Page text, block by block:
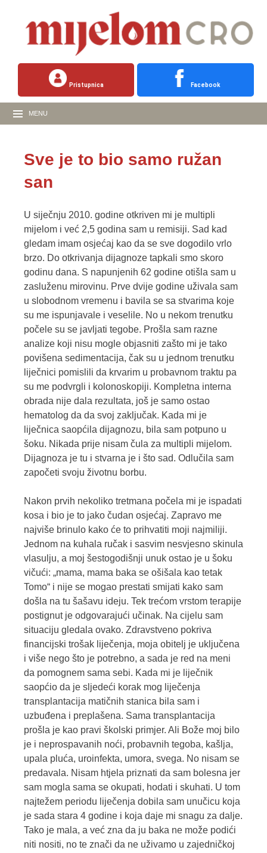
Pristupnica Facebook
MENU
Sve je to bio samo ružan
san
U siječnju 2010. godine otkriven mi je multipli
mijelom i već 2,5 godina sam u remisiji. Sad kad
gledam imam osjećaj kao da se sve dogodilo vrlo
brzo. Do otkrivanja dijagnoze tapkali smo skoro
godinu dana. S napunjenih 62 godine otišla sam u
zasluženu mirovinu. Prve dvije godine uživala sam
u slobodnom vremenu i bavila se sa stvarima koje
su me ispunjavale i veselile. No u nekom trenutku
počele su se javljati tegobe. Prošla sam razne
analize koji nisu mogle objasniti zašto mi je tako
povišena sedimentacija, čak su u jednom trenutku
liječnici pomislili da krvarim u probavnom traktu pa
su me podvrgli i kolonoskopiji. Kompletna interna
obrada nije dala rezultata, još je samo ostao
hematolog da da svoj zaključak. Kada mi je
liječnica saopćila dijagnozu, bila sam potpuno u
šoku. Nikada prije nisam čula za multipli mijelom.
Dijagnoza je tu i stvarna je i što sad. Odlučila sam
započeti svoju životnu borbu.
Nakon prvih nekoliko tretmana počela mi je ispadati
kosa i bio je to jako čudan osjećaj. Zapravo me
najviše brinulo kako će to prihvatiti moji najmiliji.
Jednom na kuhala ručak i sasvim nesvjesno skinula
vlasulju, a moj šestogodišnji unuk ostao je u šoku
vičući: „mama, mama baka se ošišala kao tetak
Tomo“ i nije se mogao prestati smijati kako sam
došla na tu šašavu ideju. Tek trećom vrstom terapije
postignut je odgovarajući učinak. Na cijelu sam
situaciju gledala ovako. Zdravstveno pokriva
financijski trošak liječenja, moja obitelj je uključena
i više nego što je potrebno, a sada je red na meni
da pomognem sama sebi. Kada mi je liječnik
saopćio da je sljedeći korak mog liječenja
transplantacija matičnih stanica bila sam i
uzbuđena i preplašena. Sama transplantacija
prošla je kao pravi školski primjer. Ali Bože moj bilo
je i neprospavanih noći, probavnih tegoba, kašlja,
upala pluća, uroinfekta, umora, svega. No nisam se
predavala. Nisam htjela priznati da sam bolesna jer
sam mogla sama se okupati, hodati i skuhati. U tom
najtežem periodu liječenja dobila sam unučicu koja
je sada stara 4 godine i koja daje mi snagu za dalje.
Tako je mala, a već zna da ju baka ne može podići
niti nositi, no te znači da ne uživamo u zajedničkoj